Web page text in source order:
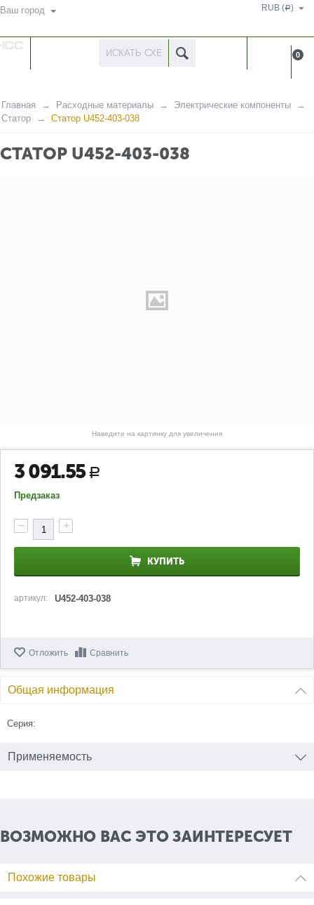
Ваш город RUB (Р)
0
Главная Расходные материалы
Электрические компоненты
Статор
Статор U452-403-038
СТАТОР U452-403-038
Наведите на картинку для увеличения
3 091.55 Р
Предзаказ
+
−
КУПИТЬ
артикул: U452-403-038
Отложить Сравнить
Общая информация
Серия:
Применяемость
ВОЗМОЖНО ВАС ЭТО ЗАИНТЕРЕСУЕТ
Похожие товары